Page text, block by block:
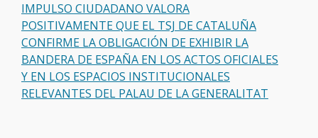
IMPULSO CIUDADANO VALORA
POSITIVAMENTE QUE EL TSJ DE CATALUÑA
CONFIRME LA OBLIGACIÓN DE EXHIBIR LA
BANDERA DE ESPAÑA EN LOS ACTOS OFICIALES
Y EN LOS ESPACIOS INSTITUCIONALES
RELEVANTES DEL PALAU DE LA GENERALITAT